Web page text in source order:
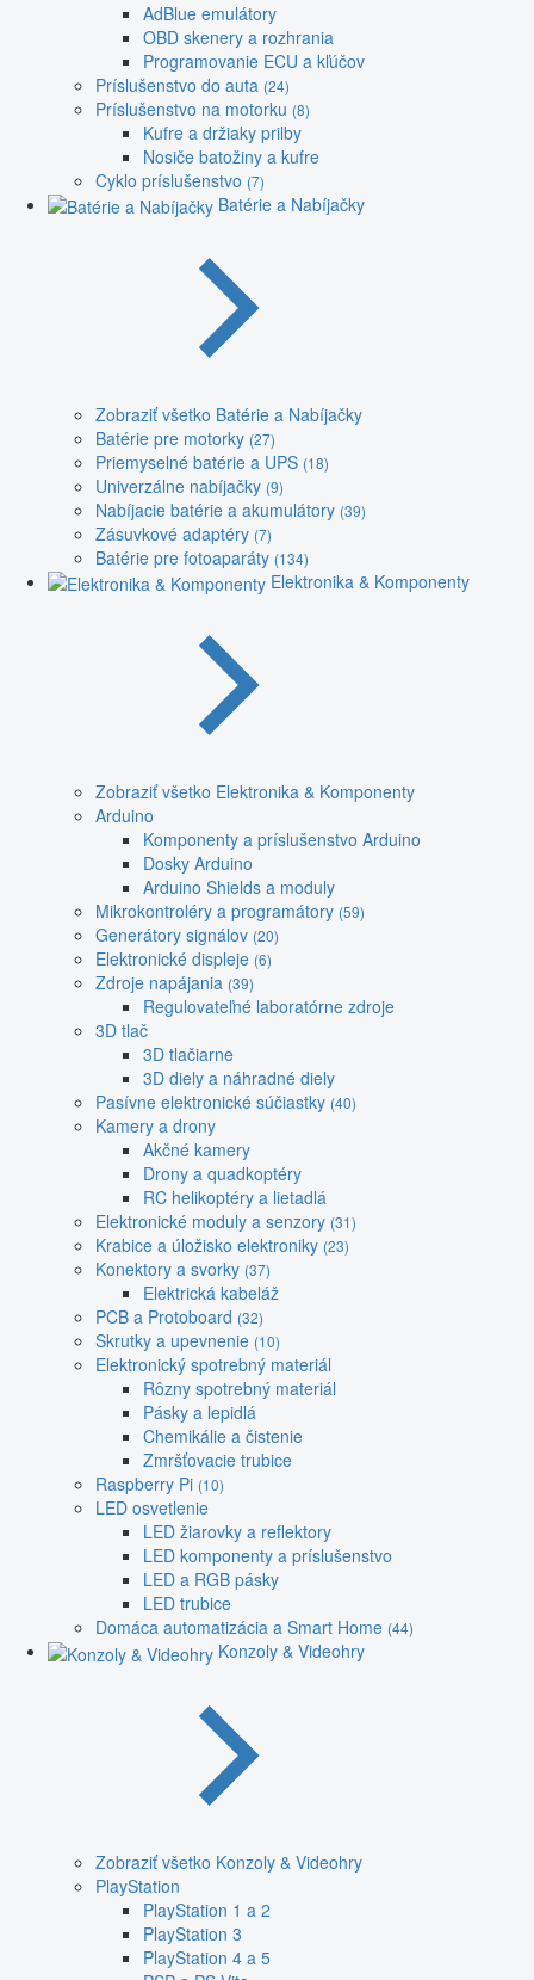
AdBlue emulátory
OBD skenery a rozhrania
Programovanie ECU a kľúčov
Príslušenstvo do auta (24)
Príslušenstvo na motorku (8)
Kufre a držiaky prilby
Nosiče batožiny a kufre
Cyklo príslušenstvo (7)
Batérie a Nabíjačky
Zobraziť všetko Batérie a Nabíjačky
Batérie pre motorky (27)
Priemyselné batérie a UPS (18)
Univerzálne nabíjačky (9)
Nabíjacie batérie a akumulátory (39)
Zásuvkové adaptéry (7)
Batérie pre fotoaparáty (134)
Elektronika & Komponenty
Zobraziť všetko Elektronika & Komponenty
Arduino
Komponenty a príslušenstvo Arduino
Dosky Arduino
Arduino Shields a moduly
Mikrokontroléry a programátory (59)
Generátory signálov (20)
Elektronické displeje (6)
Zdroje napájania (39)
Regulovateľné laboratórne zdroje
3D tlač
3D tlačiarne
3D diely a náhradné diely
Pasívne elektronické súčiastky (40)
Kamery a drony
Akčné kamery
Drony a quadkoptéry
RC helikoptéry a lietadlá
Elektronické moduly a senzory (31)
Krabice a úložisko elektroniky (23)
Konektory a svorky (37)
Elektrická kabeláž
PCB a Protoboard (32)
Skrutky a upevnenie (10)
Elektronický spotrebný materiál
Rôzny spotrebný materiál
Pásky a lepidlá
Chemikálie a čistenie
Zmršťovacie trubice
Raspberry Pi (10)
LED osvetlenie
LED žiarovky a reflektory
LED komponenty a príslušenstvo
LED a RGB pásky
LED trubice
Domáca automatizácia a Smart Home (44)
Konzoly & Videohry
Zobraziť všetko Konzoly & Videohry
PlayStation
PlayStation 1 a 2
PlayStation 3
PlayStation 4 a 5